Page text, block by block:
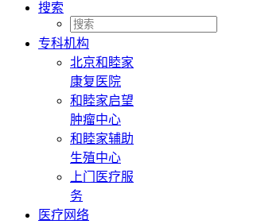
搜索
专科机构
北京和睦家
康复医院
和睦家启望
肿瘤中心
和睦家辅助
生殖中心
上门医疗服
务
医疗网络